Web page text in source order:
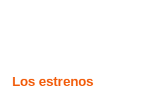
Los estrenos